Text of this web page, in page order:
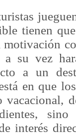
tienen
a su vez
a un
en que
vacacional,
interés